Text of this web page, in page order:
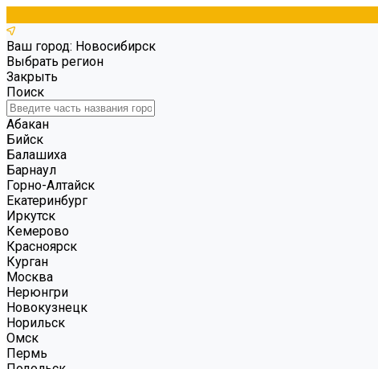
Ваш город: Новосибирск
Выбрать регион
Закрыть
Поиск
Абакан
Бийск
Балашиха
Барнаул
Горно-Алтайск
Екатеринбург
Иркутск
Кемерово
Красноярск
Курган
Москва
Нерюнгри
Новокузнецк
Норильск
Омск
Пермь